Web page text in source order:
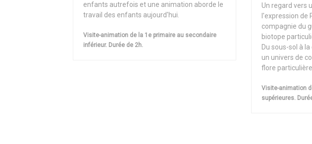
enfants autrefois et une animation aborde le
travail des enfants aujourd'hui.
Visite-animation de la 1e primaire au secondaire
inférieur. Durée de 2h.
Un regard vers
l'expression de
compagnie du
biotope
Du sous-sol à
un univers de
flore
Visite-animation
supérieures.